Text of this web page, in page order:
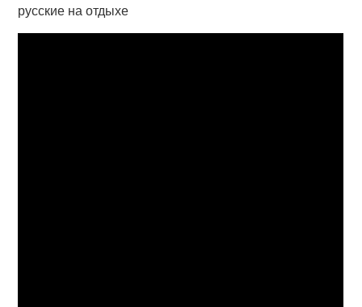
русские на отдыхе